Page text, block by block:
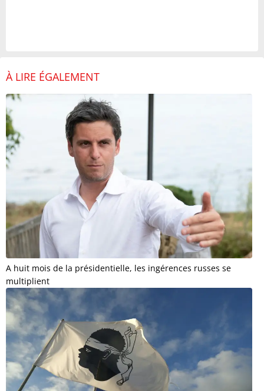
À LIRE ÉGALEMENT
A huit mois de la présidentielle, les ingérences russes se
multiplient